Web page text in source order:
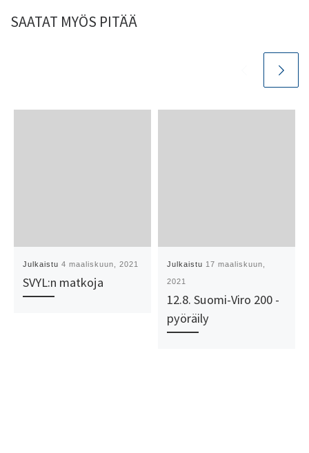
SAATAT MYÖS PITÄÄ
Julkaistu4 maaliskuun, 2021
SVYL:n matkoja
Julkaistu 17 maaliskuun,
2021
12.8. Suomi-Viro 200 -
pyöräily